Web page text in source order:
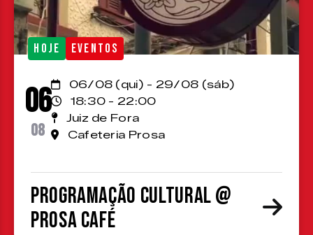
HOJE EVENTOS
06
08
06/08 (qui) - 29/08 (sáb)
18:30 - 22:00
Juiz de Fora
Cafeteria Prosa
Programação cultural @
Prosa Café